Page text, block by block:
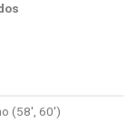
(58′, 60′)